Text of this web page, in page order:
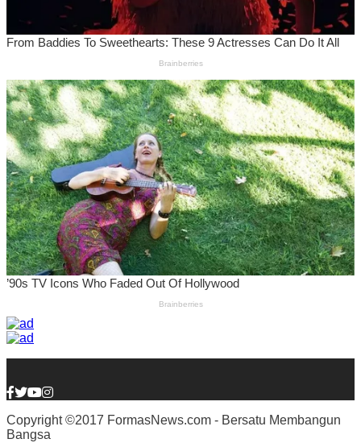
Copyright ©2017 FormasNews.com - Bersatu Membangun
Bangsa